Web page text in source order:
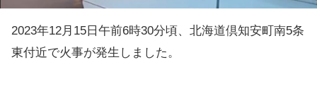
2023年12月15日午前6時30分頃、北海道倶知安町南5条
東付近で火事が発生しました。